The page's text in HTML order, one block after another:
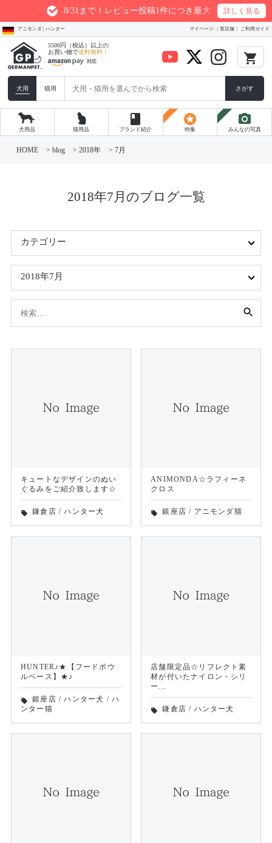
8/31まで！レビュー投稿1件につき最大200ptプレゼント
詳しく見る
アニモンダ | ハンター マイページ 実店舗 ご利用ガイド
5500円（税込）以上の
お買い物で送料無料！ local_grocery_store
犬用 猫用 さがす
犬用品 猫用品
book
ブランド紹介
stars
特集
photo_camera
みんなの写真
HOME > blog > 2018年 > 7月
2018年7月のブログ一覧
カテゴリー
2018年7月
キュートなデザインのぬい
ぐるみをご紹介致します☆
local_offer 鎌倉店 /ハンター犬
ANIMONDA☆ラフィーネ
クロス
local_offer 銀座店 / アニモンダ猫
HUNTER♪★【フードボウ
ルベース】★♪
local_offer 銀座店 /ハンター犬 / ハ
ンター猫
店舗限定品☆リフレクト素
材が付いたナイロン・シリ
ー...
local_offer 鎌倉店 / ハンター犬